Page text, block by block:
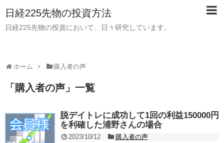
日経225先物の投資方法
日経225先物の投資において、日々研究しています。
ホーム 購入者の声
「 購入者の声 」 一覧
脱デイトレに成功して1回の利益150000円
を利確した浦野さんの場合
2023/10/12
購入者の声